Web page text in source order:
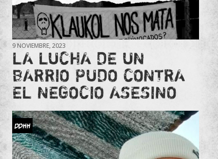
9 NOVIEMBRE, 2023
LA LUCHA DE UN
BARRIO PUDO CONTRA
EL NEGOCIO ASESINO
DDHH